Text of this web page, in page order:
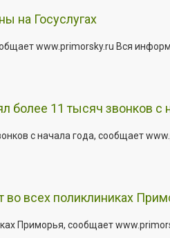
на Госуслугах
www.primorsky.ru Вся
11 тысяч звонков с
с начала года, сообщает
всех поликлиниках
Приморья, сообщает